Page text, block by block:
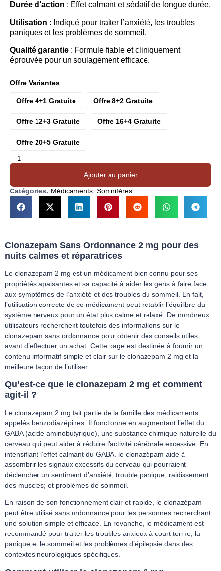
Durée d’action : Effet calmant et sédatif de longue durée.
Utilisation : Indiqué pour traiter l’anxiété, les troubles
paniques et les problèmes de sommeil.
Qualité garantie : Formule fiable et cliniquement
éprouvée pour un soulagement efficace.
Offre Variantes
Offre 4+1 Gratuite Offre 8+2 Gratuite
Offre 12+3 Gratuite Offre 16+4 Gratuite
Offre 20+5 Gratuite
Ajouter au panier
Catégories: Médicaments, Somnifères
Clonazepam Sans Ordonnance 2 mg pour des
nuits calmes et réparatrices
Le clonazepam 2 mg est un médicament bien connu pour ses
propriétés apaisantes et sa capacité à aider les gens à faire face
aux symptômes de l’anxiété et des troubles du sommeil. En fait,
l’utilisation correcte de ce médicament peut rétablir l’équilibre du
système nerveux pour un état plus calme et relaxé. De nombreux
utilisateurs recherchent toutefois des informations sur le
clonazepam sans ordonnance pour obtenir des conseils utiles
avant d’effectuer un achat. Cette page est destinée à fournir un
contenu informatif simple et clair sur le clonazepam 2 mg et la
meilleure façon de l’utiliser.
Qu’est-ce que le clonazepam 2 mg et comment
agit-il ?
Le clonazepam 2 mg fait partie de la famille des médicaments
appelés benzodiazépines. Il fonctionne en augmentant l’effet du
GABA (acide aminobutyrique), une substance chimique naturelle du
cerveau qui peut aider à réduire l’activité cérébrale excessive. En
intensifiant l’effet calmant du GABA, le clonazépam aide à
assombrir les signaux excessifs du cerveau qui pourraient
déclencher un sentiment d’anxiété; trouble panique; raidissement
des muscles; et problèmes de sommeil.
En raison de son fonctionnement clair et rapide, le clonazépam
peut être utilisé sans ordonnance pour les personnes recherchant
une solution simple et efficace. En revanche, le médicament est
recommandé pour traiter les troubles anxieux à court terme, la
panique et le sommeil et les problèmes d’épilepsie dans des
contextes neurologiques spécifiques.